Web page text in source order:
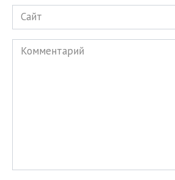
Сайт
Комментарий